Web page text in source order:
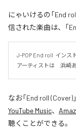
にゃいけるの「End
信された楽曲は、「
J-POP End roll  インス
アーティストは　浜崎
なお「End roll (Cover)
YouTube Music、
聴くことができる。